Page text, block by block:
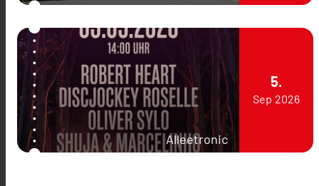
Alleetronic
5.
Sep 2026